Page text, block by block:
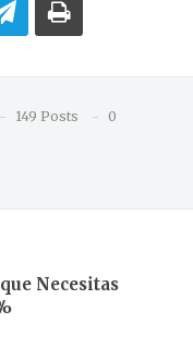
149 Posts
0
Necesitas